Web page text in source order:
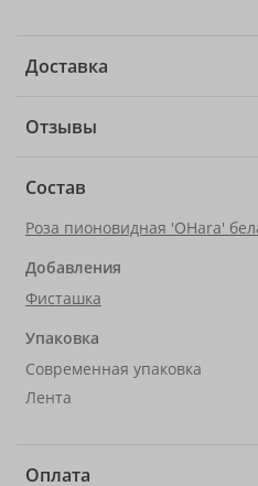
Доставка
Отзывы
Состав
Роза пионовидная 'OHara'
Добавления
Фисташка
Упаковка
Современная упаковка
Лента
Оплата